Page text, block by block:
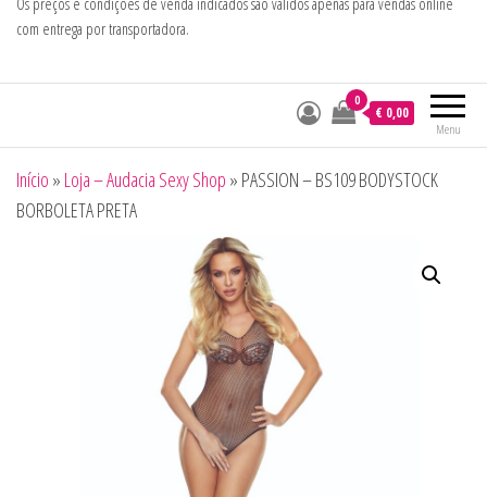
Os preços e condições de venda indicados são válidos apenas para vendas online
com entrega por transportadora.
Menu
0
€ 0,00
Início » Loja – Audacia Sexy Shop » PASSION – BS109 BODYSTOCK
BORBOLETA PRETA